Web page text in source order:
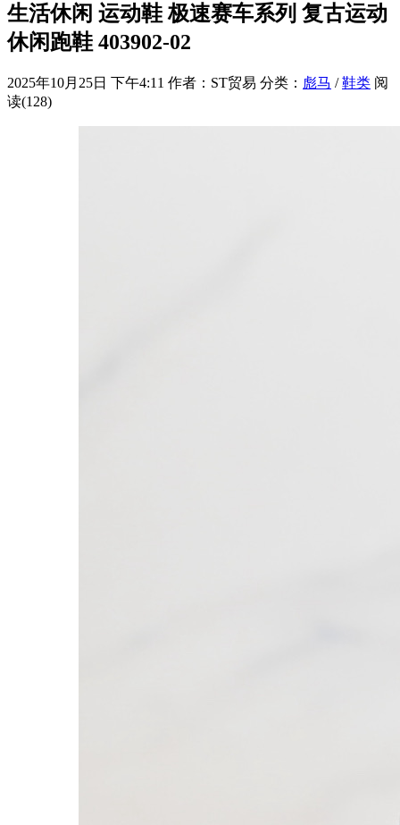
生活休闲 运动鞋 极速赛车系列 复古运动
休闲跑鞋 403902-02
2025年10月25日 下午4:11 作者：ST贸易 分类： 彪马 /鞋类 阅
读(128)